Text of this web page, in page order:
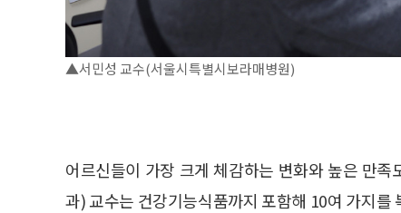
▲서민성 교수(서울시특별시보라매병원)
어르신들이 가장 크게 체감하는 변화와 높은 만족
과) 교수는 건강기능식품까지 포함해 10여 가지